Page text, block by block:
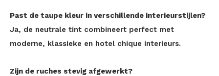
Past de taupe kleur in verschillende interieurstijlen?
Ja, de neutrale tint combineert perfect met
moderne, klassieke en hotel chique interieurs.
Zijn de ruches stevig afgewerkt?